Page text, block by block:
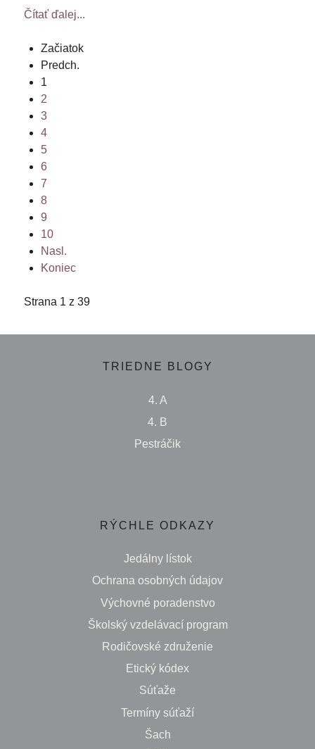
Čítať ďalej...
Začiatok
Predch.
1
2
3
4
5
6
7
8
9
10
Nasl.
Koniec
Strana 1 z 39
TRIEDNE BLOGY
4. A
4. B
Pestráčik
RÝCHLE ODKAZY
Jedálny lístok
Ochrana osobných údajov
Výchovné poradenstvo
Školský vzdelávací program
Rodičovské združenie
Etický kódex
Súťaže
Termíny súťaží
Šach